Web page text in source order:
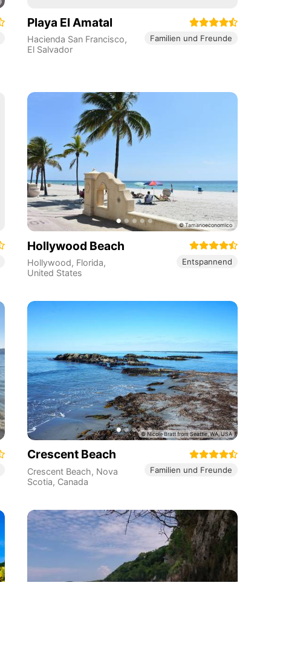
Playa El Amatal
Hacienda San Francisco,
El Salvador
Familien und Freunde
Hollywood Beach
Hollywood, Florida,
United States
Entspannend
Crescent Beach
Crescent Beach, Nova
Scotia, Canada
Familien und Freunde